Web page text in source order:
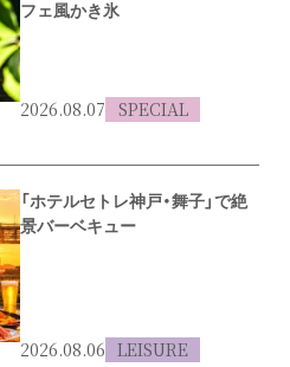
フェ風かき氷
2026.08.07 SPECIAL
「ホテルセトレ神戸・舞子」で絶
景バーベキュー
2026.08.06 LEISURE